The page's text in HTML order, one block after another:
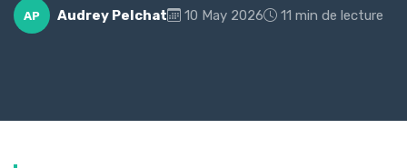
AP Audrey Pelchat 10 May 2026 11 min de lecture